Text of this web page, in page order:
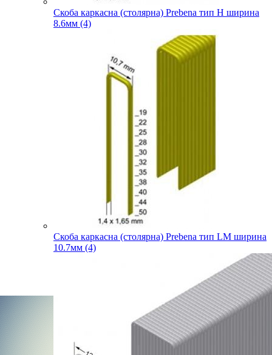
Скоба каркасна (столярна) Prebena тип H ширина
8.6мм (4)
Скоба каркасна (столярна) Prebena тип LM ширина
10.7мм (4)